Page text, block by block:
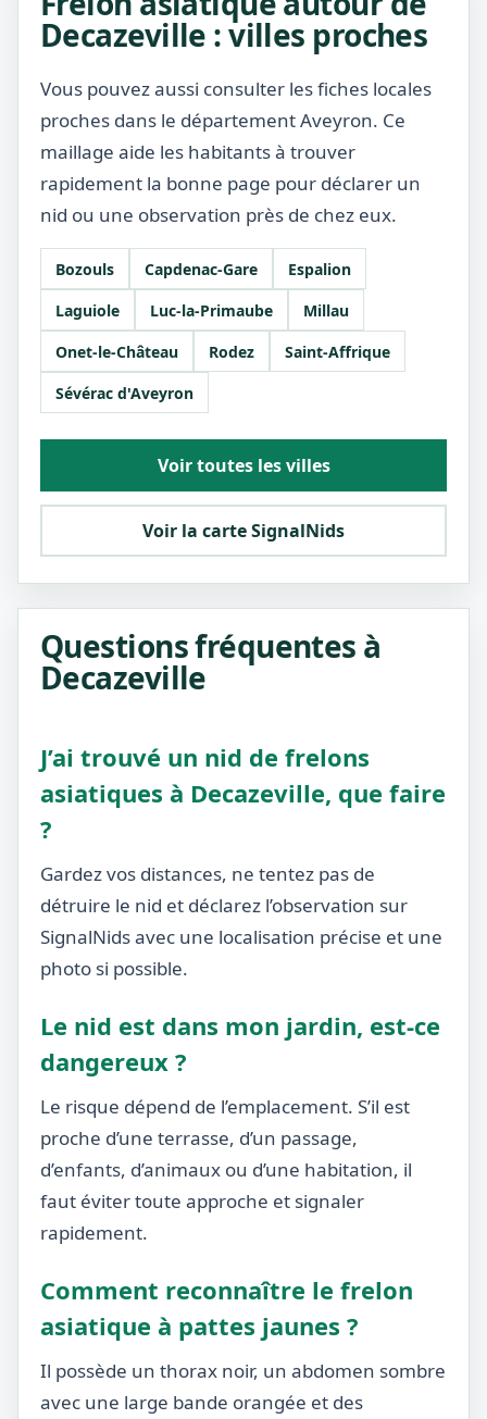
Decazeville : villes proches
Vous pouvez aussi consulter les fiches locales
proches dans le département Aveyron. Ce
maillage aide les habitants à trouver
rapidement la bonne page pour déclarer un
nid ou une observation près de chez eux.
Bozouls Capdenac-Gare
Espalion
Laguiole
Luc-la-Primaube
Millau
Onet-le-Château
Rodez
Saint-Affrique
Sévérac d'Aveyron
Voir toutes les villes
Voir la carte SignalNids
Questions fréquentes à
Decazeville
J’ai trouvé un nid de frelons
asiatiques à Decazeville, que faire
?
Gardez vos distances, ne tentez pas de
détruire le nid et déclarez l’observation sur
SignalNids avec une localisation précise et une
photo si possible.
Le nid est dans mon jardin, est-ce
dangereux ?
Le risque dépend de l’emplacement. S’il est
proche d’une terrasse, d’un passage,
d’enfants, d’animaux ou d’une habitation, il
faut éviter toute approche et signaler
rapidement.
Comment reconnaître le frelon
asiatique à pattes jaunes ?
Il possède un thorax noir, un abdomen sombre
avec une large bande orangée et des